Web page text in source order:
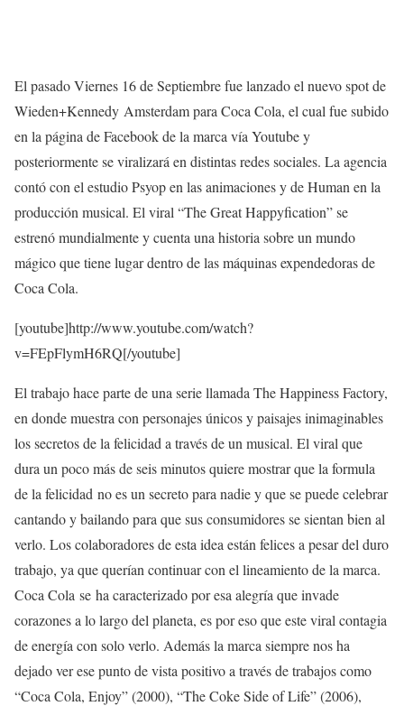
El pasado Viernes 16 de Septiembre fue lanzado el nuevo spot de
Wieden+Kennedy Amsterdam para Coca Cola, el cual fue subido
en la página de Facebook de la marca vía Youtube y
posteriormente se viralizará en distintas redes sociales. La agencia
contó con el estudio Psyop en las animaciones y de Human en la
producción musical. El viral “The Great Happyfication” se
estrenó mundialmente y cuenta una historia sobre un mundo
mágico que tiene lugar dentro de las máquinas expendedoras de
Coca Cola.
[youtube]http://www.youtube.com/watch?
v=FEpFlymH6RQ[/youtube]
El trabajo hace parte de una serie llamada The Happiness Factory,
en donde muestra con personajes únicos y paisajes inimaginables
los secretos de la felicidad a través de un musical. El viral que
dura un poco más de seis minutos quiere mostrar que la formula
de la felicidad no es un secreto para nadie y que se puede celebrar
cantando y bailando para que sus consumidores se sientan bien al
verlo. Los colaboradores de esta idea están felices a pesar del duro
trabajo, ya que querían continuar con el lineamiento de la marca.
Coca Cola se ha caracterizado por esa alegría que invade
corazones a lo largo del planeta, es por eso que este viral contagia
de energía con solo verlo. Además la marca siempre nos ha
dejado ver ese punto de vista positivo a través de trabajos como
“Coca Cola, Enjoy” (2000), “The Coke Side of Life” (2006),